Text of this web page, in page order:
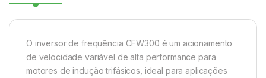
O inversor de frequência CFW300 é um acionamento
de velocidade variável de alta performance para
motores de indução trifásicos, ideal para aplicações